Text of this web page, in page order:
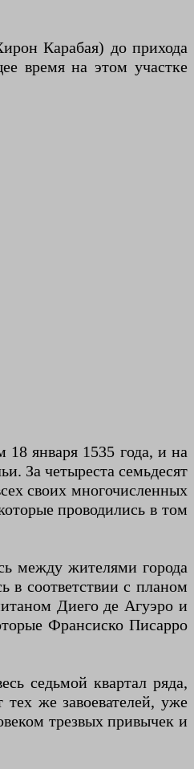
Карабая) до прихода
время на этом участке
января 1535 года, и на
За четыреста семьдесят
своих многочисленных
проводились в том
между жителями города
в соответствии с планом
Диего де Агуэро и
Франсиско Писарро
седьмой квартал ряда,
же завоевателей, уже
трезвых привычек и